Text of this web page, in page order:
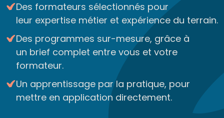
Des formateurs sélectionnés pour
leur expertise métier et expérience du terrain.
Des programmes sur-mesure, grâce à
un brief complet entre vous et votre
formateur.
Un apprentissage par la pratique, pour
mettre en application directement.